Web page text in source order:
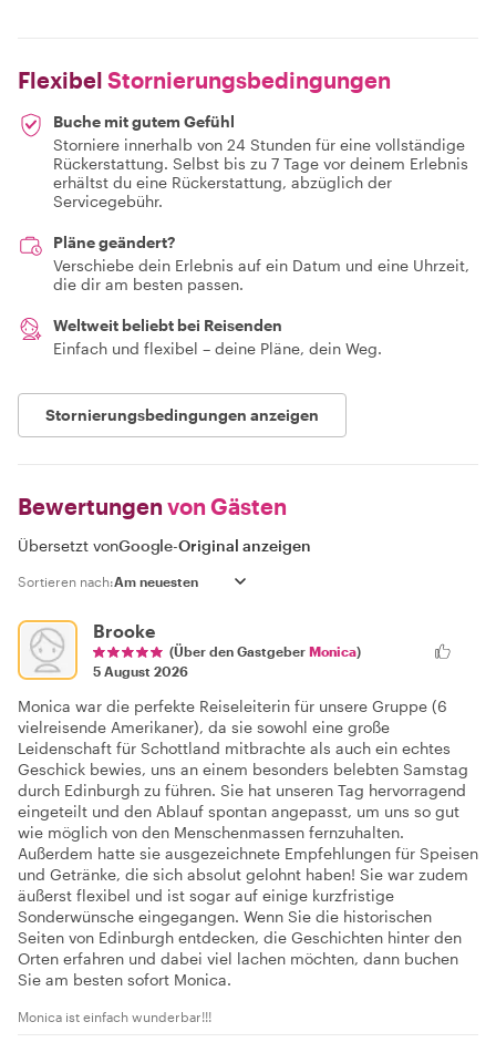
Flexibel Stornierungsbedingungen
Buche mit gutem Gefühl
Storniere innerhalb von 24 Stunden für eine vollständige
Rückerstattung. Selbst bis zu 7 Tage vor deinem Erlebnis
erhältst du eine Rückerstattung, abzüglich der
Servicegebühr.
Pläne geändert?
Verschiebe dein Erlebnis auf ein Datum und eine Uhrzeit,
die dir am besten passen.
Weltweit beliebt bei Reisenden
Einfach und flexibel – deine Pläne, dein Weg.
Stornierungsbedingungen anzeigen
Bewertungen von Gästen
Übersetzt vonGoogle-Original anzeigen
Sortieren nach:
Brooke
(Über den Gastgeber Monica)
5 August 2026
Monica war die perfekte Reiseleiterin für unsere Gruppe (6
vielreisende Amerikaner), da sie sowohl eine große
Leidenschaft für Schottland mitbrachte als auch ein echtes
Geschick bewies, uns an einem besonders belebten Samstag
durch Edinburgh zu führen. Sie hat unseren Tag hervorragend
eingeteilt und den Ablauf spontan angepasst, um uns so gut
wie möglich von den Menschenmassen fernzuhalten.
Außerdem hatte sie ausgezeichnete Empfehlungen für Speisen
und Getränke, die sich absolut gelohnt haben! Sie war zudem
äußerst flexibel und ist sogar auf einige kurzfristige
Sonderwünsche eingegangen. Wenn Sie die historischen
Seiten von Edinburgh entdecken, die Geschichten hinter den
Orten erfahren und dabei viel lachen möchten, dann buchen
Sie am besten sofort Monica.
Monica ist einfach wunderbar!!!